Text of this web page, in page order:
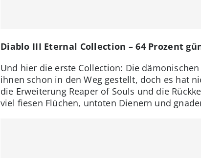
Diablo III Eternal Collection – 64 Prozent
Und hier die erste Collection: Die dämonischen
ihnen schon in den Weg gestellt, doch es hat
die Erweiterung Reaper of Souls und die
viel fiesen Flüchen, untoten Dienern und